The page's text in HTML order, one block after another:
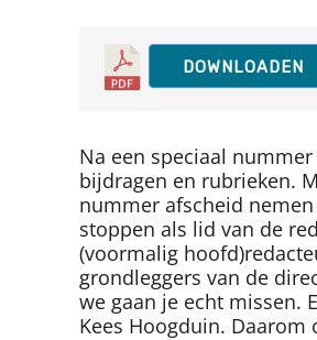
DOWNLOADEN
Na een speciaal nummer
bijdragen en rubrieken.
nummer afscheid
stoppen als lid van de
(voormalig
grondleggers van de
we gaan je echt missen.
Kees Hoogduin.